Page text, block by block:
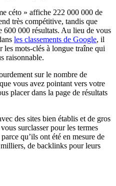
céto » affiche 222 000 000 de
très compétitive, tandis que
600 000 résultats. Au lieu de vous
les classements de Google, il
les mots-clés à longue traîne qui
raisonnable.
sur le nombre de
vous avez pointant vers votre
placer dans la page de résultats
des sites bien établis et de gros
surclasser pour les termes
qu’ils ont été en mesure de
de backlinks pour leurs